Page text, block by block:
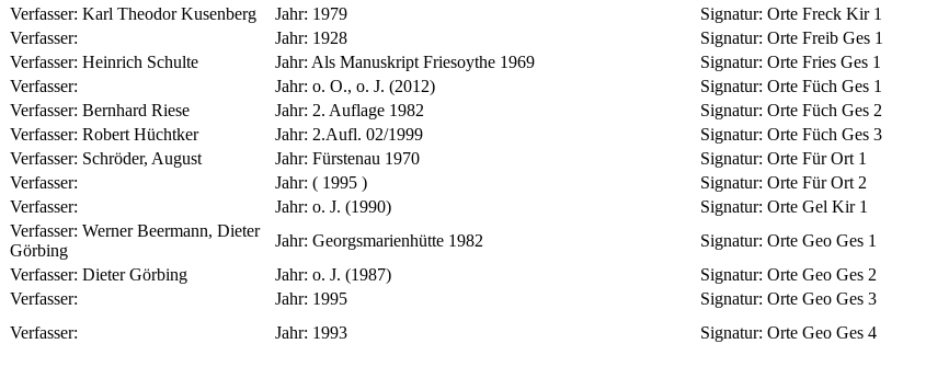
Verfasser: Karl Theodor Kusenberg Jahr: 1979 Signatur: Orte Freck Kir 1
Verfasser: Jahr: 1928 Signatur: Orte Freib Ges 1
Verfasser: Heinrich Schulte Jahr: Als Manuskript Friesoythe 1969 Signatur: Orte Fries Ges 1
Verfasser: Jahr: o. O., o. J. (2012) Signatur: Orte Füch Ges 1
Verfasser: Bernhard Riese Jahr: 2. Auflage 1982 Signatur: Orte Füch Ges 2
Verfasser: Robert Hüchtker Jahr: 2.Aufl. 02/1999 Signatur: Orte Füch Ges 3
Verfasser: Schröder, August Jahr: Fürstenau 1970 Signatur: Orte Für Ort 1
Verfasser: Jahr: ( 1995 ) Signatur: Orte Für Ort 2
Verfasser: Jahr: o. J. (1990) Signatur: Orte Gel Kir 1
Verfasser: Werner Beermann, Dieter
Görbing
Jahr: Georgsmarienhütte 1982 Signatur: Orte Geo Ges 1
Verfasser: Dieter Görbing Jahr: o. J. (1987) Signatur: Orte Geo Ges 2
Verfasser: Jahr: 1995 Signatur: Orte Geo Ges 3
Verfasser: Jahr: 1993 Signatur: Orte Geo Ges 4